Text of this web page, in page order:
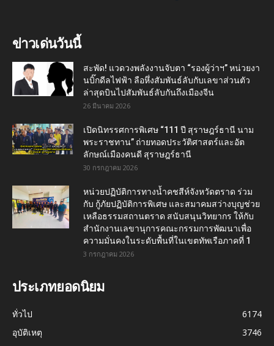
ข่าวเด่นวันนี้
สะพัด! แวดวงพลังงานจับตา “รองผู้ว่าฯ” หน่วยงา
นบิ๊กดีลไฟฟ้า ลือหึ่งสัมพันธ์ลับกับเลขาส่วนตัว
ล่าสุดบินไปสัมพันธ์ลับกันถึงเมืองจีน
26 มีนาคม 2026
เปิดนิทรรศการพิเศษ “111 ปี สุราษฎร์ธานี นาม
พระราชทาน” ถ่ายทอดประวัติศาสตร์และอัต
ลักษณ์เมืองคนดี สุราษฎร์ธานี
30 กรกฎาคม 2026
หน่วยปฏิบัติการทางน้ำคชสีห์จังหวัดตราด ร่วม
กับ กู้ภัยปฏิบัติการพิเศษ และสมาคมสว่างบุญช่วย
เหลือธรรมสถานตราด สนับสนุนวิทยากร ให้กับ
สำนักงานเลขานุการคณะกรรมการพัฒนาเพื่อ
ความมั่นคงในระดับพื้นที่ในเขตทัพเรือภาคที่ 1
3 กรกฎาคม 2026
ประเภทยอดนิยม
ทั่วไป
6174
อุบัติเหตุ
3746